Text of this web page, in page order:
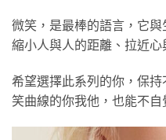
微笑，是最棒的語言，它與
縮小人與人的距離、拉近心
希望選擇此系列的你，保
笑曲線的你我他，也能不自